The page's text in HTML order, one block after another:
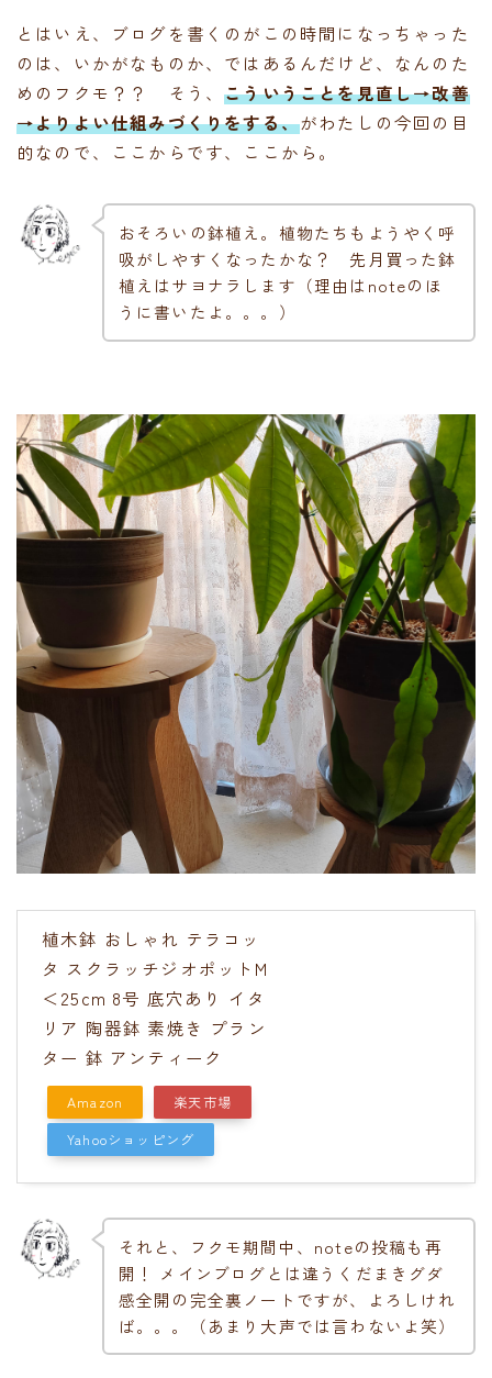
とはいえ、ブログを書くのがこの時間になっちゃった
のは、いかがなものか、ではあるんだけど、なんのた
めのフクモ？？ そう、こういうことを見直し→改善
→よりよい仕組みづくりをする、がわたしの今回の目
的なので、ここからです、ここから。
おそろいの鉢植え。植物たちもようやく呼
吸がしやすくなったかな？ 先月買った鉢
植えはサヨナラします（理由はnoteのほ
うに書いたよ。。。）
植木鉢 おしゃれ テラコッ
タ スクラッチジオポットM
＜25cm 8号 底穴あり イタ
リア 陶器鉢 素焼き プラン
ター 鉢 アンティーク
Amazon
楽天市場
Yahooショッピング
それと、フクモ期間中、noteの投稿も再
開！ メインブログとは違うくだまきグダ
感全開の完全裏ノートですが、よろしけれ
ば。。。（あまり大声では言わないよ笑）